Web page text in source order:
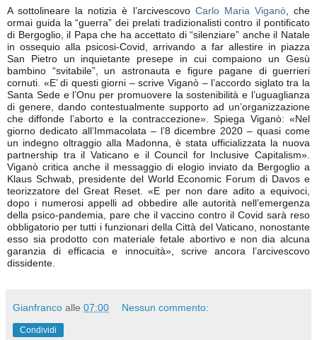
A sottolineare la notizia è l’arcivescovo Carlo Maria Viganò, che
ormai guida la “guerra” dei prelati tradizionalisti contro il pontificato
di Bergoglio, il Papa che ha accettato di “silenziare” anche il Natale
in ossequio alla psicosi-Covid, arrivando a far allestire in piazza
San Pietro un inquietante presepe in cui compaiono un Gesù
bambino “svitabile”, un astronauta e figure pagane di guerrieri
cornuti. «E’ di questi giorni – scrive Viganò – l’accordo siglato tra la
Santa Sede e l’Onu per promuovere la sostenibilità e l’uguaglianza
di genere, dando contestualmente supporto ad un’organizzazione
che diffonde l’aborto e la contraccezione». Spiega Viganò: «Nel
giorno dedicato all’Immacolata – l’8 dicembre 2020 – quasi come
un indegno oltraggio alla Madonna, è stata ufficializzata la nuova
partnership tra il Vaticano e il Council for Inclusive Capitalism».
Viganò critica anche il messaggio di elogio inviato da Bergoglio a
Klaus Schwab, presidente del World Economic Forum di Davos e
teorizzatore del Great Reset. «E per non dare adito a equivoci,
dopo i numerosi appelli ad obbedire alle autorità nell’emergenza
della psico-pandemia, pare che il vaccino contro il Covid sarà reso
obbligatorio per tutti i funzionari della Città del Vaticano, nonostante
esso sia prodotto con materiale fetale abortivo e non dia alcuna
garanzia di efficacia e innocuità», scrive ancora l’arcivescovo
dissidente.
Gianfranco alle 07:00 Nessun commento:
Condividi